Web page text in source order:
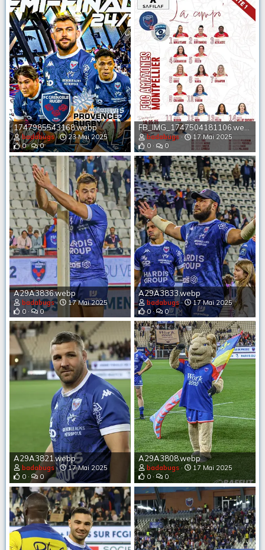
1747985543168.webp
badabugs
23 Mai 2025
0
0
FB_IMG_1747504181106.webp
badabugs
17 Mai 2025
0
0
A29A3836.webp
badabugs
17 Mai 2025
0
0
A29A3833.webp
badabugs
17 Mai 2025
0
0
A29A3821.webp
badabugs
17 Mai 2025
0
0
A29A3808.webp
badabugs
17 Mai 2025
0
0